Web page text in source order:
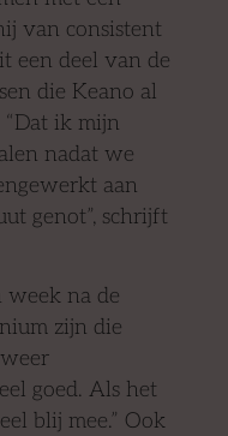
van consistent
een deel van de
die Keano al
“Dat ik mijn
nadat we
aan
genot”, schrijft
week na de
zijn die
goed. Als het
blij mee.” Ook